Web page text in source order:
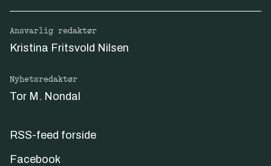
Ansvarlig redaktør
Kristina Fritsvold Nilsen
Nyhetsredaktør
Tor M. Nondal
RSS-feed forside
Facebook